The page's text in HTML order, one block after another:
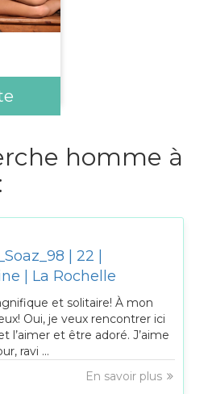
homme à
| 22 |
| La Rochelle
et solitaire! À mon
Oui, je veux rencontrer ici
l’aimer et être adoré. J’aime
ravi ...
En savoir plus